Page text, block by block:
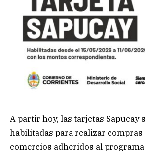
A partir hoy, las tarjetas Sapucay
habilitadas para realizar compras
comercios adheridos al